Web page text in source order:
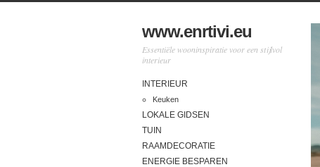
www.enrtivi.eu
Essentiële wooninspiratie voor een stijlvol
interieur
INTERIEUR
Keuken
LOKALE GIDSEN
TUIN
RAAMDECORATIE
ENERGIE BESPAREN